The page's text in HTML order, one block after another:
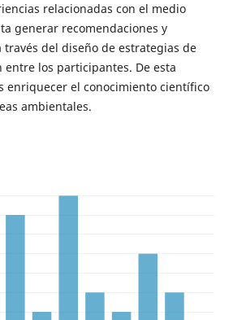
relacionadas con el medio
generar recomendaciones y
través del diseño de estrategias de
entre los participantes. De esta
enriquecer el conocimiento científico
ambientales.